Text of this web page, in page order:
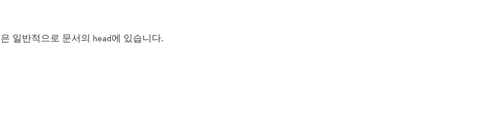
일반적으로 문서의 head 에 있습니다.